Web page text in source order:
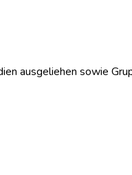
ausgeliehen sowie